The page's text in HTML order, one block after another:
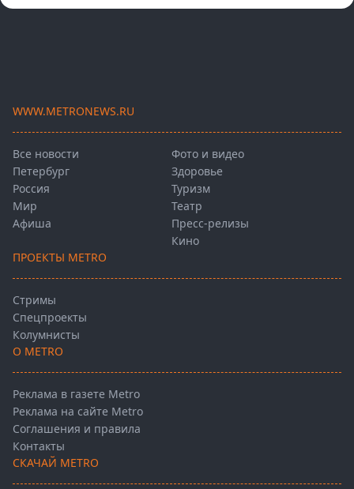
WWW.METRONEWS.RU
Все новости
Петербург
Россия
Мир
Афиша
Фото и видео
Здоровье
Туризм
Театр
Пресс-релизы
Кино
ПРОЕКТЫ METRO
Стримы
Спецпроекты
Колумнисты
О METRO
Реклама в газете Metro
Реклама на сайте Metro
Соглашения и правила
Контакты
СКАЧАЙ METRO